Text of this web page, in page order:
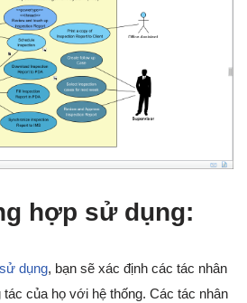
hợp sử dụng:
dụng, bạn sẽ xác định các tác nhân
của họ với hệ thống. Các tác nhân